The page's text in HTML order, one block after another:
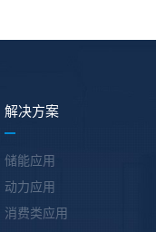
解决方案
储能应用
动力应用
消费类应用